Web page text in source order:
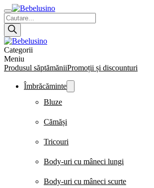
Products
search
Categorii
Meniu
Produsul săptămăniiPromoții și discounturi
Îmbrăcăminte
Bluze
Cămăși
Tricouri
Body-uri cu mâneci lungi
Body-uri cu mâneci scurte